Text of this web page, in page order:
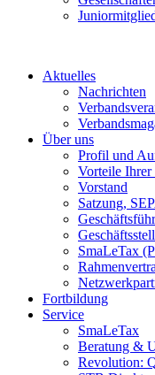
Aktuelles
Nachrichten
Über uns
Profil und
Vorteile
Vorstand
Satzung,
SmaLeTax
Fortbildung
Service
SmaLeTax
Beratung &
Revolution: